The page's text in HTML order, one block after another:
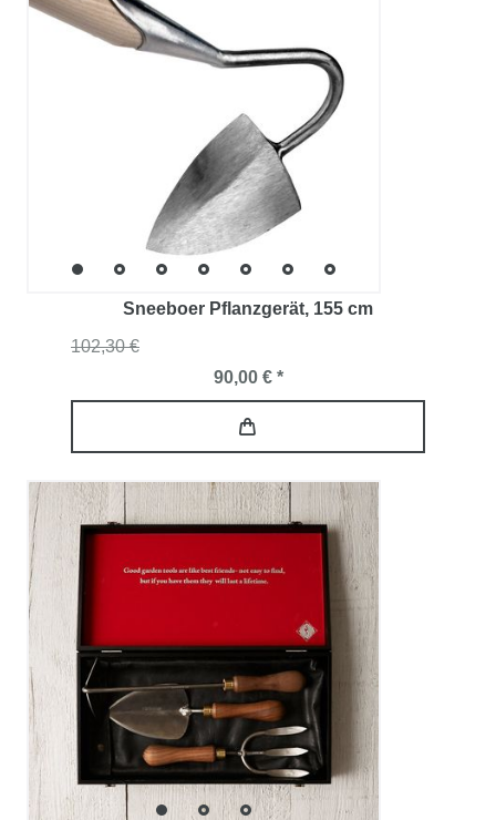
Sneeboer Pflanzgerät, 155 cm
102,30 €
90,00 € *